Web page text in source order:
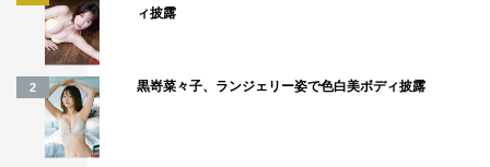
ィ披露
2 黒嵜菜々子、ランジェリー姿で色白美ボディ披露